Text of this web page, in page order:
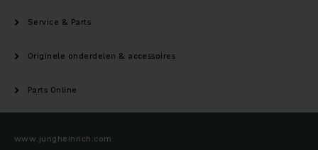
Service & Parts
Originele onderdelen & accessoires
Parts Online
www.jungheinrich.com